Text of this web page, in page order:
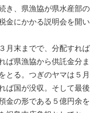
き、県漁協が県水産部の
金にかかる説明会を開い
月末までで、分配すれば
ば県漁協から供託金分ま
とる。つぎのヤマは５月
ば国が没収。そして最後
金の形である５億円余を